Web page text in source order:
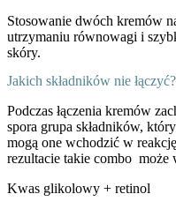
Stosowanie dwóch kremów
utrzymaniu równowagi i
skóry.
Jakich składników nie łączyć?
Podczas łączenia kremów
spora grupa składników,
mogą one wchodzić w
rezultacie takie combo może
Kwas glikolowy + retinol